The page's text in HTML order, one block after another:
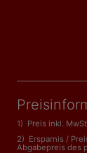
1) Preis inkl.
2) Ersparnis /
Abgabepreis des